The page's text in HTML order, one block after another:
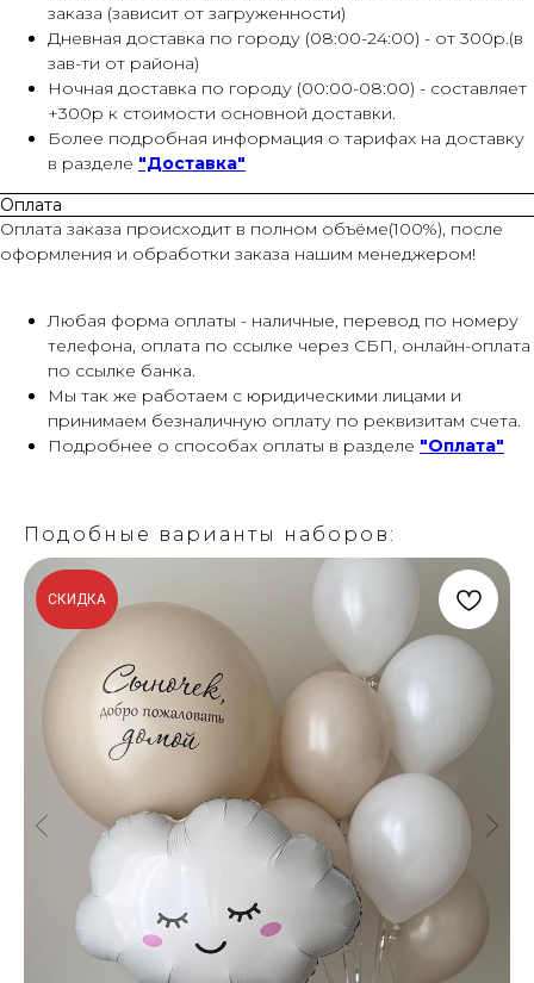
заказа (зависит от загруженности)
Дневная доставка по городу (08:00-24:00) - от 300р.(в
зав-ти от района)
Ночная доставка по городу (00:00-08:00) - составляет
+300р к стоимости основной доставки.
Более подробная информация о тарифах на доставку
в разделе "Доставка"
Оплата
Оплата заказа происходит в полном объёме(100%), после
оформления и обработки заказа нашим менеджером!
Любая форма оплаты - наличные, перевод по номеру
телефона, оплата по ссылке через СБП, онлайн-оплата
по ссылке банка.
Мы так же работаем с юридическими лицами и
принимаем безналичную оплату по реквизитам счета.
Подробнее о способах оплаты в разделе "Оплата"
Подобные варианты наборов:
СКИДКА